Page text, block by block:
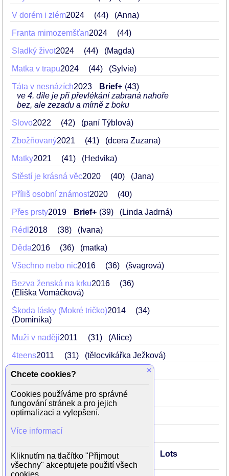
V dorém i zlém2024 44 (Anna)
Franta mimozemšťan2024 44
Sladký život2024 44 (Magda)
Matka v trapu2024 44 (Sylvie)
Táta v nesnázích2023 Brief+ 43
ve 4. díle je při převlékání zabraná nahoře
bez, ale zezadu a mírně z boku
Slovo2022 42 (paní Týblová)
Zbožňovaný2021 41 (dcera Zuzana)
Matky2021 41 (Hedvika)
Štěstí je krásná věc2020 40 (Jana)
Příliš osobní známost2020 40
Přes prsty2019 Brief+ 39 (Linda Jadrná)
Rédl 2018 38 (Ivana)
Děda2016 36 (matka)
Všechno nebo nic2016 36 (švagrová)
Bezva ženská na krku2016
36
(Eliška Vomáčková)
Škoda lásky (Mokré tričko)2014
34
(Dominika)
Muži v naději2011 31 (Alice)
4teens2011 31 (tělocvikářka Ježková)
Sejít z cesty2010
Kawasakiho růže2009
29
(televizní reportérka Radka)
Sněžná noc 2009 29
Velkofilm2007
Obsluhoval jsem anglického krále
Lots
26
(Jaruška)
×
Chcete cookies?
Cookies používáme pro správné
fungování stránek a pro jejich
optimalizaci a vylepšení.
Více informací
Kliknutím na tlačítko "Přijmout
všechny" akceptujete použití všech
cookies.